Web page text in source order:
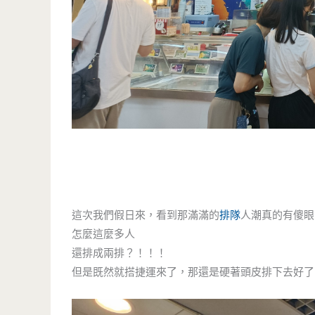
這次我們假日來，看到那滿滿的排隊人潮真的有傻
怎麼這麼多人
還排成兩排？！！！
但是既然就搭捷運來了，那還是硬著頭皮排下去好了